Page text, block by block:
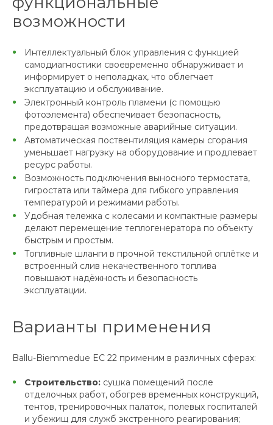
возможности
Интеллектуальный блок управления с функцией
самодиагностики своевременно обнаруживает и
информирует о неполадках, что облегчает
эксплуатацию и обслуживание.
Электронный контроль пламени (с помощью
фотоэлемента) обеспечивает безопасность,
предотвращая возможные аварийные ситуации.
Автоматическая поствентиляция камеры сгорания
уменьшает нагрузку на оборудование и продлевает
ресурс работы.
Возможность подключения выносного термостата,
гигростата или таймера для гибкого управления
температурой и режимами работы.
Удобная тележка с колесами и компактные размеры
делают перемещение теплогенератора по объекту
быстрым и простым.
Топливные шланги в прочной текстильной оплётке и
встроенный слив некачественного топлива
повышают надёжность и безопасность
эксплуатации.
Варианты применения
Ballu-Biemmedue EC 22 применим в различных сферах:
Строительство: сушка помещений после
отделочных работ, обогрев временных конструкций,
тентов, тренировочных палаток, полевых госпиталей
и убежищ для служб экстренного реагирования;